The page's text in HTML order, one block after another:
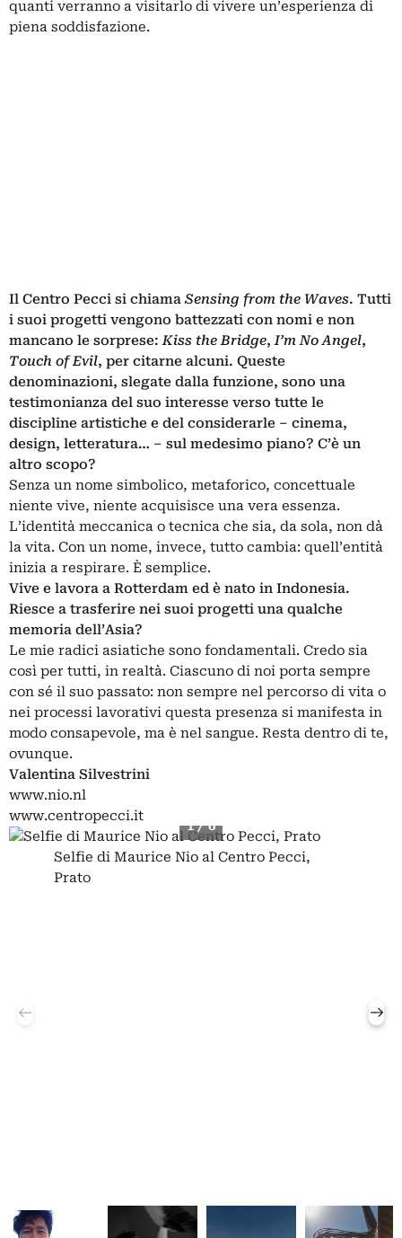
quanti verranno a visitarlo di vivere un’esperienza di
piena soddisfazione.
Il Centro Pecci si chiamaSensing from the Waves. Tutti
i suoi progetti vengono battezzati con nomi e non
mancano le sorprese:Kiss the Bridge,I’m No Angel,
Touch of Evil, per citarne alcuni. Queste
denominazioni, slegate dalla funzione, sono una
testimonianza del suo interesse verso tutte le
discipline artistiche e del considerarle – cinema,
design, letteratura… – sul medesimo piano? C’è un
altro scopo?
Senza un nome simbolico, metaforico, concettuale
niente vive, niente acquisisce una vera essenza.
L’identità meccanica o tecnica che sia, da sola, non dà
la vita. Con un nome, invece, tutto cambia: quell’entità
inizia a respirare. È semplice.
Vive e lavora a Rotterdam ed è nato in Indonesia.
Riesce a trasferire nei suoi progetti una qualche
memoria dell’Asia?
Le mie radici asiatiche sono fondamentali. Credo sia
così per tutti, in realtà. Ciascuno di noi porta sempre
con sé il suo passato: non sempre nel percorso di vita o
nei processi lavorativi questa presenza si manifesta in
modo consapevole, ma è nel sangue. Resta dentro di te,
ovunque.
Valentina Silvestrini
www.nio.nl
www.centropecci.it
1 / 6
Selfie di Maurice Nio al Centro Pecci,
Prato